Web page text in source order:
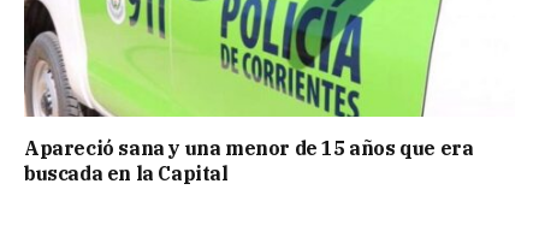
Apareció sana y una menor de 15 años que era
buscada en la Capital